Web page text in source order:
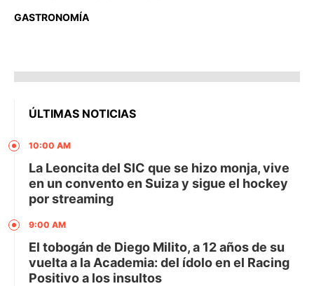
GASTRONOMÍA
ÚLTIMAS NOTICIAS
10:00 AM
La Leoncita del SIC que se hizo monja, vive
en un convento en Suiza y sigue el hockey
por streaming
9:00 AM
El tobogán de Diego Milito, a 12 años de su
vuelta a la Academia: del ídolo en el Racing
Positivo a los insultos